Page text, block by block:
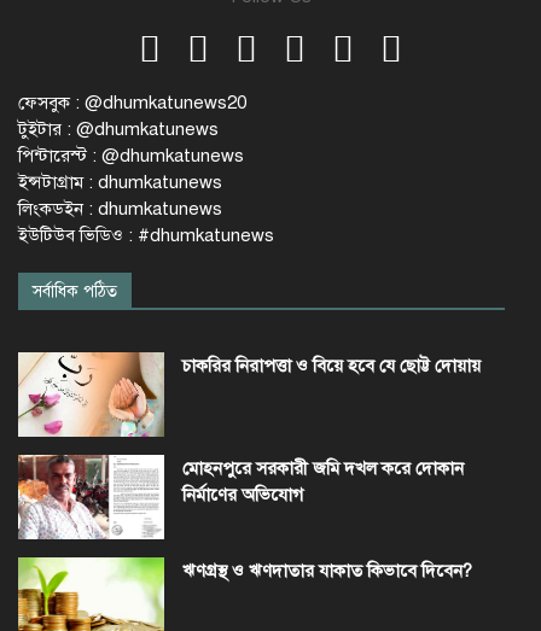
ফেসবুক : @dhumkatunews20
টুইটার : @dhumkatunews
পিন্টারেস্ট : @dhumkatunews
ইন্সটাগ্রাম : dhumkatunews
লিংকডইন : dhumkatunews
ইউটিউব ভিডিও : #dhumkatunews
সর্বাধিক পঠিত
চাকরির নিরাপত্তা ও বিয়ে হবে যে ছোট্ট দোয়ায়
মোহনপুরে সরকারী জমি দখল করে দোকান
নির্মাণের অভিযোগ
ঋণগ্রস্থ ও ঋণদাতার যাকাত কিভাবে দিবেন?